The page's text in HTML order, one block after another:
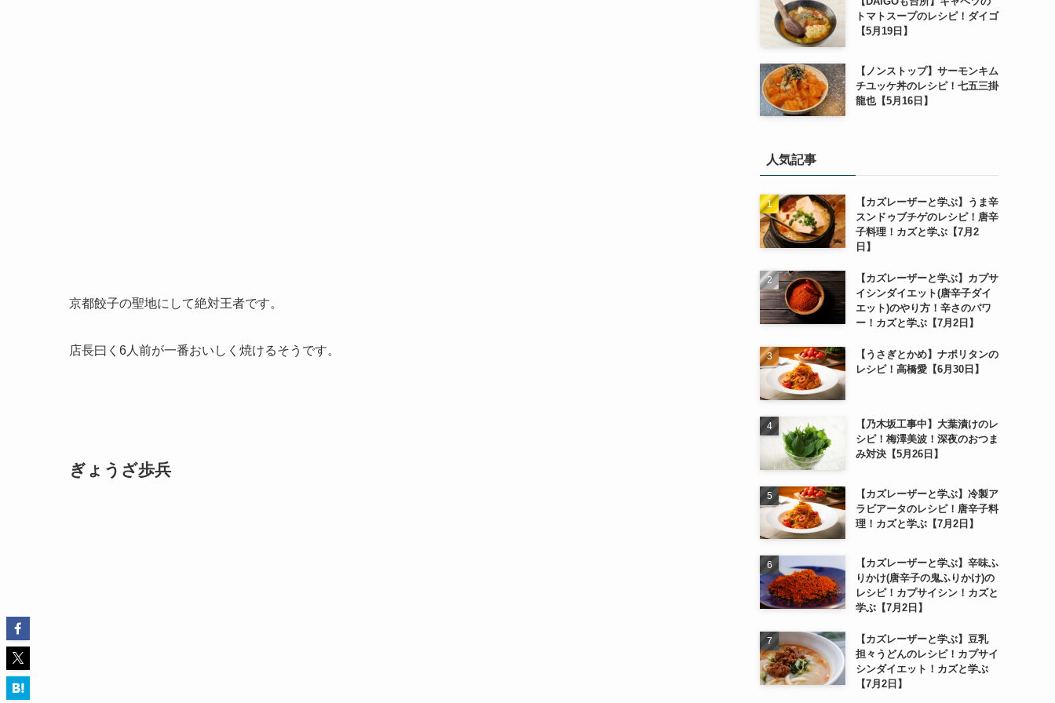
京都餃子の聖地にして絶対王者です。
店長曰く6人前が一番おいしく焼けるそうです。
ぎょうざ歩兵
トマトスープのレシピ！ダイゴ
【5月19日】
【ノンストップ】サーモンキム
チユッケ丼のレシピ！七五三掛
龍也【5月16日】
人気記事
【カズレーザーと学ぶ】うま辛
スンドゥブチゲのレシピ！唐辛
子料理！カズと学ぶ【7月2
日】
【カズレーザーと学ぶ】カプサ
イシンダイエット(唐辛子ダイ
エット)のやり方！辛さのパワ
ー！カズと学ぶ【7月2日】
【うさぎとかめ】ナポリタンの
レシピ！高橋愛【6月30日】
【乃木坂工事中】大葉漬けのレ
シピ！梅澤美波！深夜のおつま
み対決【5月26日】
【カズレーザーと学ぶ】冷製ア
ラビアータのレシピ！唐辛子料
理！カズと学ぶ【7月2日】
【カズレーザーと学ぶ】辛味ふ
りかけ(唐辛子の鬼ふりかけ)の
レシピ！カプサイシン！カズと
学ぶ【7月2日】
【カズレーザーと学ぶ】豆乳
担々うどんのレシピ！カプサイ
シンダイエット！カズと学ぶ
【7月2日】